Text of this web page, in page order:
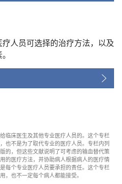
人员可选择的治疗方法，以及
临床医生及其他专业医疗人员的。这个专栏
也不是为了取代专业的医疗人员。专栏内列
的，但这些文献说明了可考虑的输血替代策
的医疗方法，并协助病人根据病人的医疗情
每个专业医疗人员要承担的责任。这个专栏
，也不一定每个病人都能接受。